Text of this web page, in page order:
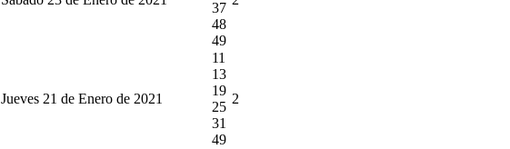
37
48
49
Jueves 21 de Enero de 2021
11
13
19
25
31
49
2